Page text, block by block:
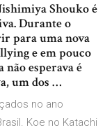
Shouko é
Durante o
para uma nova
e em pouco
esperava é
um dos …
no ano
Koe no Katachi